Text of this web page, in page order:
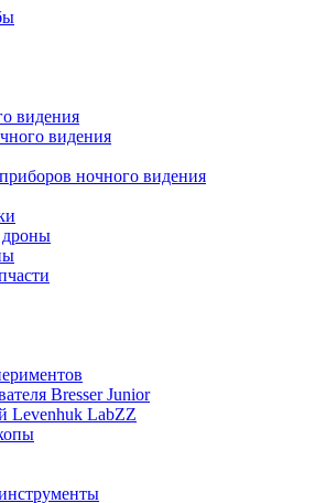
видения
видения
ночного видения
Bresser Junior
Levenhuk LabZZ